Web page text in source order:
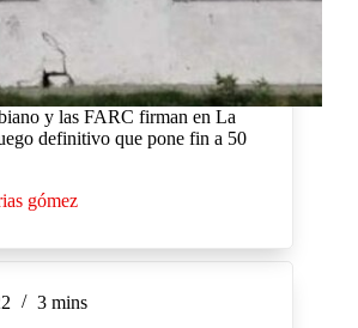
y las FARC firman en La
definitivo que pone fin a 50
gómez
3 mins